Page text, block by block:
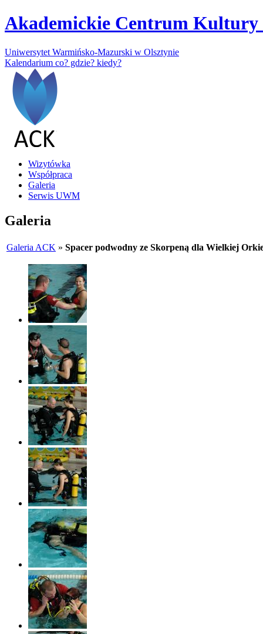
Akademickie Centrum
Uniwersytet Warmińsko-Mazurski w Olsztynie
Kalendarium co? gdzie? kiedy?
Wizytówka
Współpraca
Galeria
Serwis UWM
Galeria
Galeria ACK » Spacer podwodny ze Skorpeną dla Wielkiej